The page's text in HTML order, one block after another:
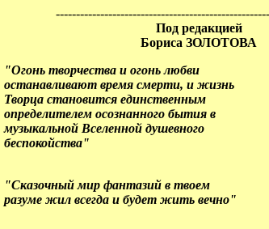
Под редакцией
Бориса ЗОЛОТОВА
"Огонь творчества и огонь любви
останавливают время смерти, и жизнь
Творца становится единственным
определителем осознанного бытия в
музыкальной Вселенной душевного
беспокойства"
"Сказочный мир фантазий в твоем
разуме жил всегда и будет жить вечно"